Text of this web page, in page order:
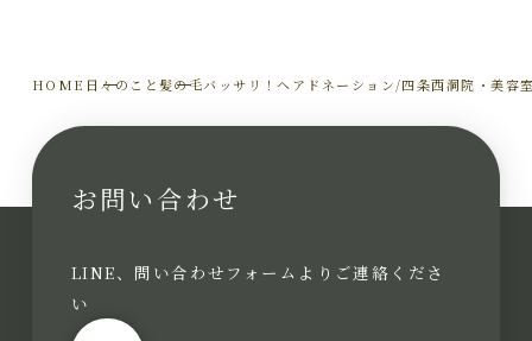
HOME 日々のこと髪の毛バッサリ！ヘアドネーション/四条西洞院・美容
お問い合わせ
LINE、問い合わせフォームよりご連絡くださ
い